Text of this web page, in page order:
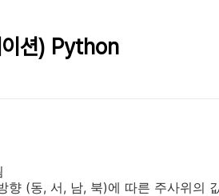
션) Python
(동, 서, 남, 북)에 따른 주사위의